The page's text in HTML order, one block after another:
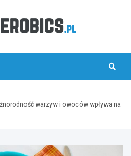
warzyw i owoców wpływa na